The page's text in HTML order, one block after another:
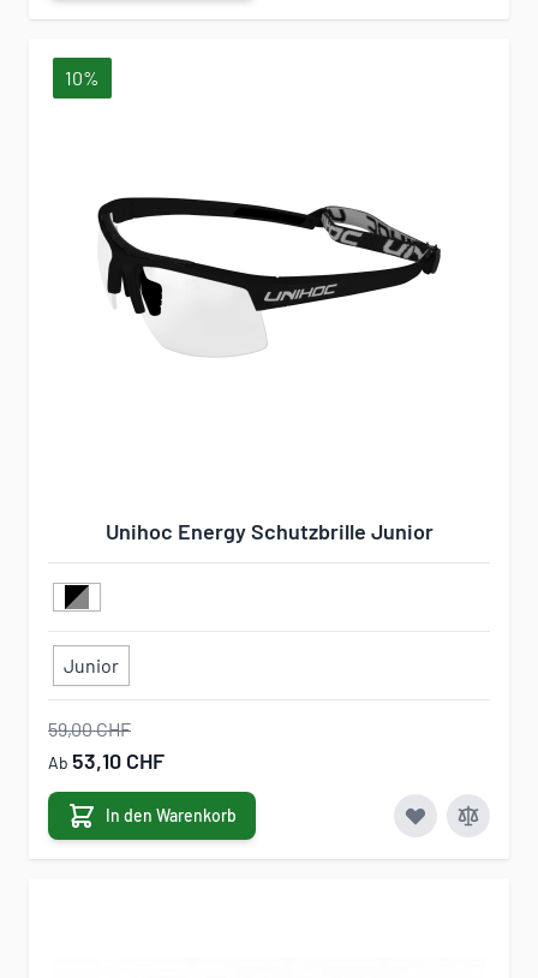
10%
Unihoc Energy Schutzbrille Junior
Junior
59,00 CHF
Ab 53,10 CHF
In den Warenkorb